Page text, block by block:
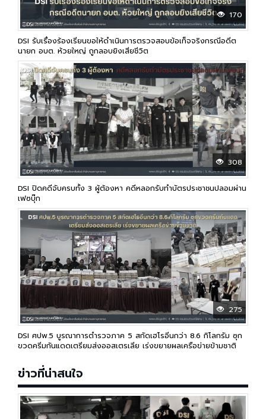
170
DSI รับเรื่องร้องเรียนขอให้ดำเนินการตรวจสอบข้อเท็จจริงกรณีอดีต
นายก อบต. ห้วยใหญ่ ถูกลอบยิงเสียชีวิต
308
DSI ปิดคดีจับครบทั้ง 3 ผู้ต้องหา คดีหลอกรับทำบัตรประชาชนปลอมผ่าน
เฟซบุ๊ก
275
DSI ศปพ.5 บูรณาการตำรวจภาค 5 สกัดเฮโรอีนกว่า 8.6 กิโลกรัม ซุก
ขวดครีมกันแดดเตรียมส่งออสเตรเลีย เร่งขยายผลเครือข่ายข้ามชาติ
ข่าวที่น่าสนใจ